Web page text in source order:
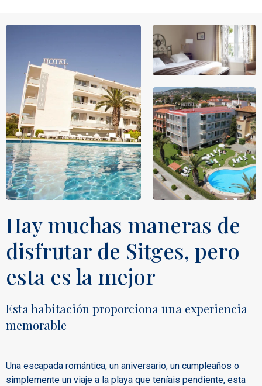
Hay muchas maneras de
disfrutar de Sitges, pero
esta es la mejor
Esta habitación proporciona una experiencia
memorable
Una escapada romántica, un aniversario, un cumpleaños o
simplemente un viaje a la playa que teníais pendiente, esta